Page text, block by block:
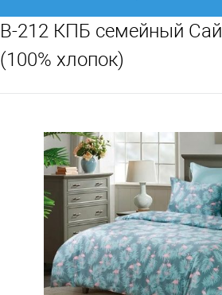
B-212 КПБ семейный
(100% хлопок)